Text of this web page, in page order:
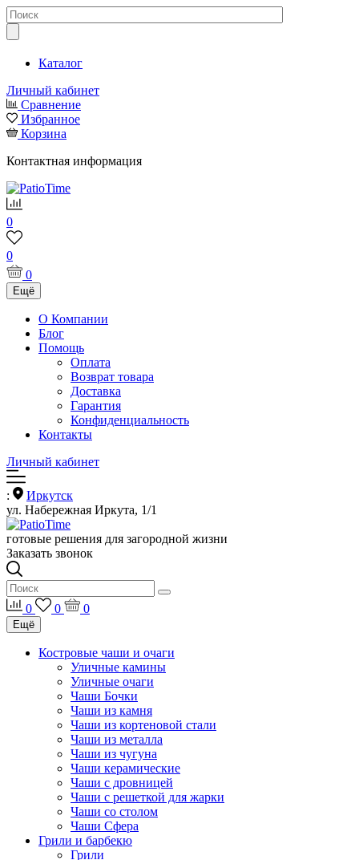
Каталог
Личный кабинет
Сравнение
Избранное
Корзина
Контактная информация
0
0
0
Ещё
О Компании
Блог
Помощь
Оплата
Возврат товара
Доставка
Гарантия
Конфиденциальность
Контакты
Личный кабинет
:
Иркутск
ул. Набережная Иркута, 1/1
готовые решения для загородной жизни
Заказать звонок
0 0 0
Ещё
Костровые чаши и очаги
Уличные камины
Уличные очаги
Чаши Бочки
Чаши из камня
Чаши из кортеновой стали
Чаши из металла
Чаши из чугуна
Чаши керамические
Чаши с дровницей
Чаши с решеткой для жарки
Чаши со столом
Чаши Сфера
Грили и барбекю
Грили